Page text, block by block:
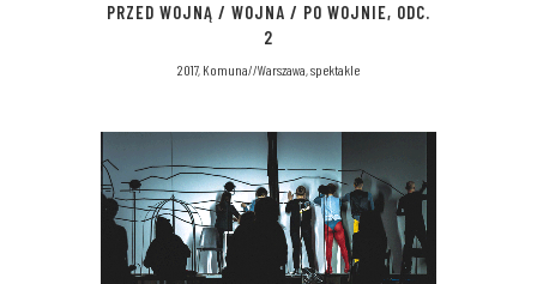
PRZED WOJNĄ / WOJNA / PO WOJNIE, ODC.
2
2017, Komuna//Warszawa, spektakle